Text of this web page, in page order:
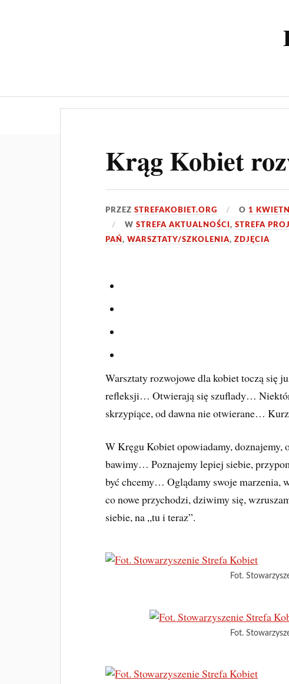
Krąg Kobiet
PRZEZSTREFAKOBIET.ORG O1
WSTREFA AKTUALNOŚCI,STREFA
PAŃ,WARSZTATY/SZKOLENIA,ZDJĘCIA
Warsztaty rozwojowe dla kobiet toczą się
refleksji… Otwierają się szuflady…
skrzypiące, od dawna nie otwierane…
W Kręgu Kobiet opowiadamy, doznajemy,
bawimy… Poznajemy lepiej siebie,
być chcemy… Oglądamy swoje
co nowe przychodzi, dziwimy się,
siebie, na „tu i teraz”.
Fot.
Fot.